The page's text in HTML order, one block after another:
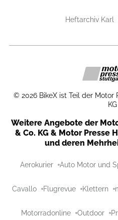
Heftarchiv Karl
© 2026 BikeX ist Teil der Motor
KG
Weitere Angebote der
& Co. KG & Motor Presse
und deren
Aerokurier Auto Motor und
Cavallo Flugrevue Klettern
Motorradonline Outdoor